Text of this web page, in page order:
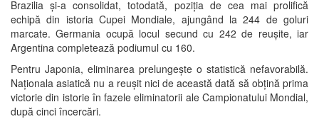
Brazilia și-a consolidat, totodată, poziția de cea mai prolifică
echipă din istoria Cupei Mondiale, ajungând la 244 de goluri
marcate. Germania ocupă locul secund cu 242 de reușite, iar
Argentina completează podiumul cu 160.
Pentru Japonia, eliminarea prelungește o statistică nefavorabilă.
Naționala asiatică nu a reușit nici de această dată să obțină prima
victorie din istorie în fazele eliminatorii ale Campionatului Mondial,
după cinci încercări.